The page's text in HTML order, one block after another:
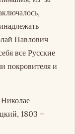
Павлович
все Русские
покровителя и
1803 –